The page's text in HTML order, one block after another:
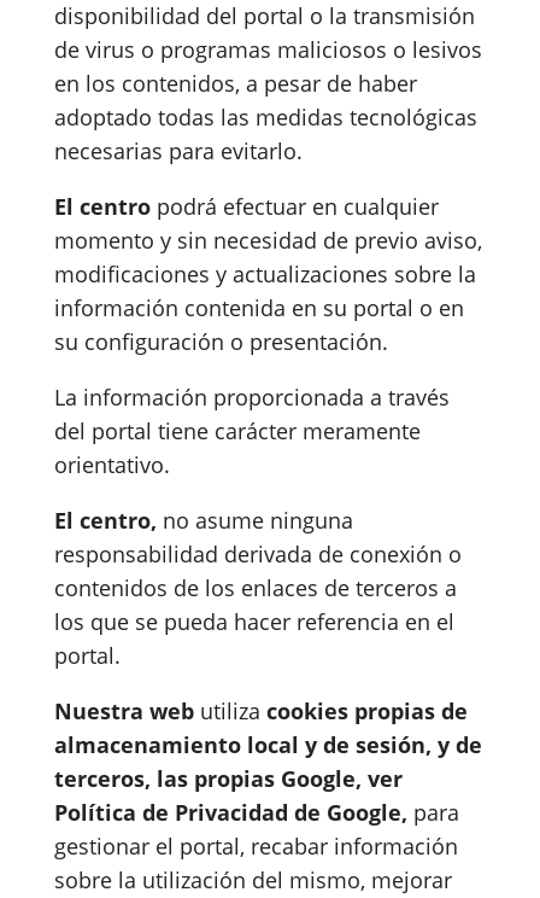
disponibilidad del portal o la transmisión
de virus o programas maliciosos o lesivos
en los contenidos, a pesar de haber
adoptado todas las medidas tecnológicas
necesarias para evitarlo.
El centropodrá efectuar en cualquier
momento y sin necesidad de previo aviso,
modificaciones y actualizaciones sobre la
información contenida en su portal o en
su configuración o presentación.
La información proporcionada a través
del portal tiene carácter meramente
orientativo.
El centro, no asume ninguna
responsabilidad derivada de conexión o
contenidos de los enlaces de terceros a
los que se pueda hacer referencia en el
portal.
Nuestra web utiliza cookies propias de
almacenamiento local y de sesión, y de
terceros, las propias Google, ver
Política de Privacidad de Google, para
gestionar el portal, recabar información
sobre la utilización del mismo, mejorar